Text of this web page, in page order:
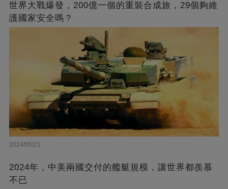
世界大戰爆發，200億一個的重裝合成旅，29個夠維
護國家安全嗎？
2024/05/21
2024年，中美兩國交付的艦艇規模，讓世界都羨慕
不已